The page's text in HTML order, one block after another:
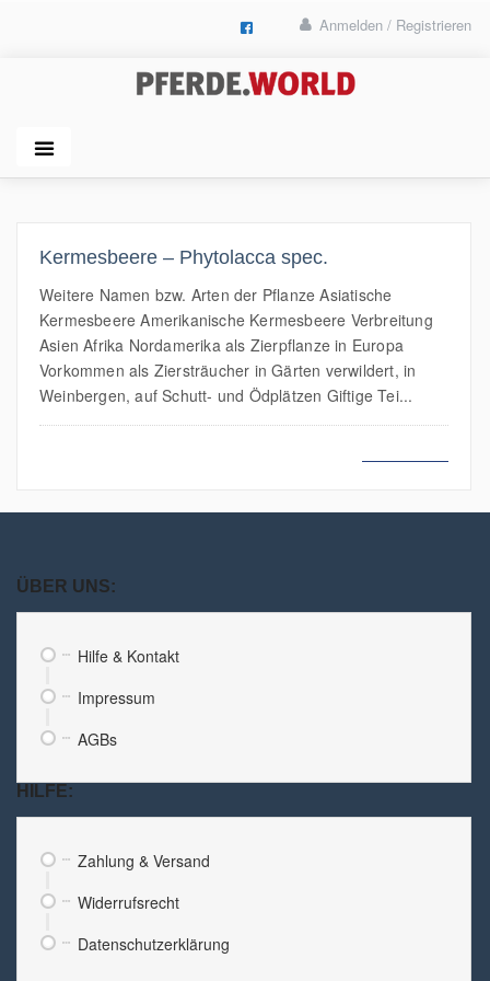
Anmelden / Registrieren
Kermesbeere – Phytolacca spec.
Weitere Namen bzw. Arten der Pflanze Asiatische
Kermesbeere Amerikanische Kermesbeere Verbreitung
Asien Afrika Nordamerika als Zierpflanze in Europa
Vorkommen als Ziersträucher in Gärten verwildert, in
Weinbergen, auf Schutt- und Ödplätzen Giftige Tei...
ÜBER UNS:
Hilfe & Kontakt
Impressum
AGBs
HILFE:
Zahlung & Versand
Widerrufsrecht
Datenschutzerklärung